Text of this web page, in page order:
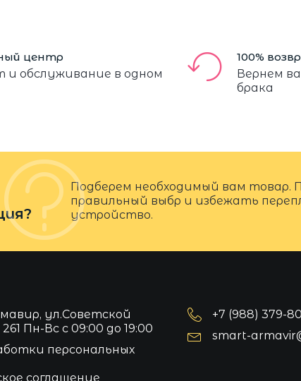
центр
и обслуживание в одном
100%
Вернем
брака
Подберем необходимый вам товар.
правильный выбр и избежать
устройство.
ул.Советской
Пн-Вс с 09:00 до 19:00
персональных
соглашение
+7 (988) 379-
smart-